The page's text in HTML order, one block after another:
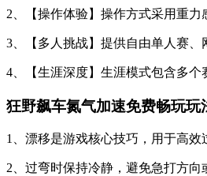
2、【操作体验】操作方式采用重
3、【多人挑战】提供自由单人赛
4、【生涯深度】生涯模式包含多个
狂野飙车氮气加速免费畅玩玩
1、漂移是游戏核心技巧，用于高
2、过弯时保持冷静，避免急打方向